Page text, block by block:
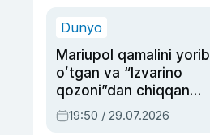
Dunyo
Mariupol qamalini yorib
oʻtgan va “Izvarino
qozoni”dan chiqqan
qahramon — Ukraina
armiyasi bosh
19:50 / 29.07.2026